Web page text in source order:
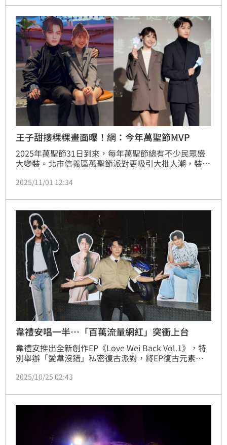
5感體驗將氣氛推向最高潮。明（5）日上午10時將於
官網正式開賣。
王子甜摟粿粿畫面曝！網：今年萬聖節MVP
2025年萬聖節31日到來，每年萬聖節總有不少民眾盛
大變裝。北市信義區萬聖節派對更吸引大批人潮，裝扮
神人裝扮爆紅。范姜彥豐近期控訴妻子粿粿婚內出軌王
王子與粿粿，吸引上萬網友按讚，被封為「今年信義區
萬聖節MVP。」
2025/11/01 12:34
韋禮安唱一半…「百萬流量網紅」突衝上台
韋禮安推出全新創作EP《Love Wei Back Vol.1》，特
別舉辦「愛韋沒錯」私密復古派對，將EP復古元素搬
備許多禮物、遊戲和歌曲，台下歌迷也配合復古dress
佛都來了。」
2025/10/25 02:43